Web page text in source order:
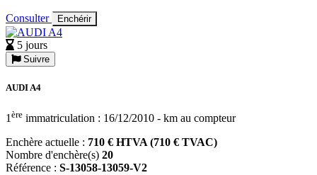
Consulter Enchérir
5 jours
Suivre
AUDI A4
1 ère immatriculation : 16/12/2010 - km au compteur
Enchère actuelle : 710 € HTVA (710 € TVAC)
Nombre d'enchère(s) 20
Référence : S-13058-13059-V2